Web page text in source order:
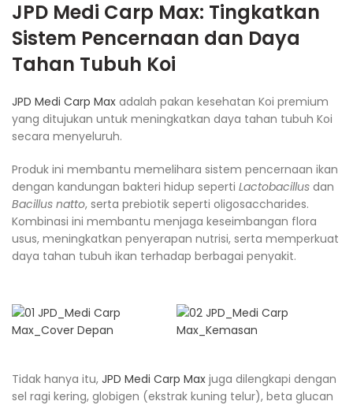
JPD Medi Carp Max: Tingkatkan
Sistem Pencernaan dan Daya
Tahan Tubuh Koi
JPD Medi Carp Max adalah pakan kesehatan Koi premium
yang ditujukan untuk meningkatkan daya tahan tubuh Koi
secara menyeluruh.
Produk ini membantu memelihara sistem pencernaan ikan
dengan kandungan bakteri hidup seperti Lactobacillus dan
Bacillus natto, serta prebiotik seperti oligosaccharides.
Kombinasi ini membantu menjaga keseimbangan flora
usus, meningkatkan penyerapan nutrisi, serta memperkuat
daya tahan tubuh ikan terhadap berbagai penyakit.
Tidak hanya itu, JPD Medi Carp Max juga dilengkapi dengan
sel ragi kering, globigen (ekstrak kuning telur), beta glucan